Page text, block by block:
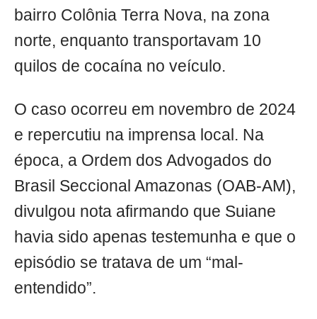
bairro Colônia Terra Nova, na zona
norte, enquanto transportavam 10
quilos de cocaína no veículo.
O caso ocorreu em novembro de 2024
e repercutiu na imprensa local. Na
época, a Ordem dos Advogados do
Brasil Seccional Amazonas (OAB-AM),
divulgou nota afirmando que Suiane
havia sido apenas testemunha e que o
episódio se tratava de um “mal-
entendido”.